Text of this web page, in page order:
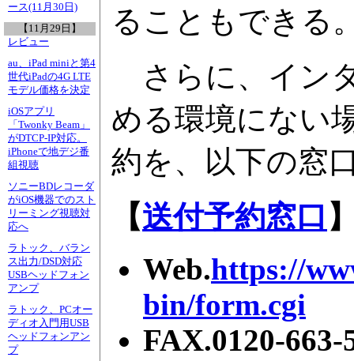
ース(11月30日)
【11月29日】
レビュー
au、iPad miniと第4
世代iPadの4G LTE
モデル価格を決定
iOSアプリ
「Twonky Beam」
がDTCP-IP対応。
iPhoneで地デジ番
組視聴
ソニーBDレコーダ
がiOS機器でのスト
リーミング視聴対
応へ
ラトック、バラン
ス出力/DSD対応
USBヘッドフォン
アンプ
ラトック、PCオー
ディオ入門用USB
ヘッドフォンアン
プ
ることもできる
さらに、イン
める環境にない
約を、以下の窓
【送付予約窓口
Web.https://
bin/form.cgi
FAX.0120-663-